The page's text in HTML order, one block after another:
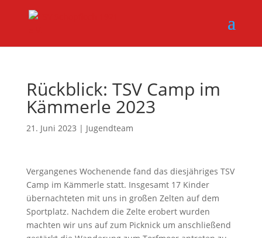
Rückblick: TSV Camp im
Kämmerle 2023
21. Juni 2023 | Jugendteam
Vergangenes Wochenende fand das diesjähriges TSV
Camp im Kämmerle statt. Insgesamt 17 Kinder
übernachteten mit uns in großen Zelten auf dem
Sportplatz. Nachdem die Zelte erobert wurden
machten wir uns auf zum Picknick um anschließend